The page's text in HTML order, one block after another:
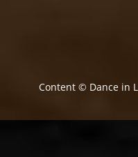
Content © Dance in